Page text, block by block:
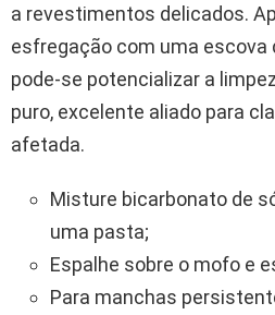
a revestimentos delicados.
esfregação com uma escova
pode-se potencializar a
puro, excelente aliado para
afetada.
Misture bicarbonato de
uma pasta;
Espalhe sobre o mofo e
Para manchas